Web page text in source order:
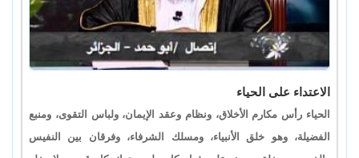
الاعتداء على الحياء
الحياء رأس مكارم الأخلاق، ونظام وعقد الإيمان، ولباس التقوى، ومنبع
الفضيلة، وهو خلق الأنبياء، ومسلك الشرفاء، وفرقان بين النفيس